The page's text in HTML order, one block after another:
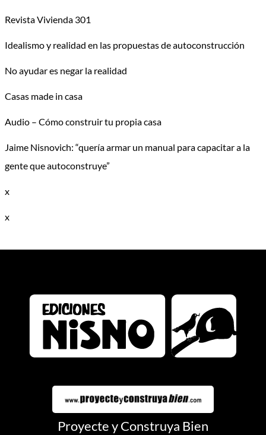
Revista Vivienda 301
Idealismo y realidad en las propuestas de autoconstrucción
No ayudar es negar la realidad
Casas made in casa
Audio – Cómo construir tu propia casa
Jaime Nisnovich: “quería armar un manual para capacitar a la
gente que autoconstruye”
x
x
Proyecte y Construya Bien